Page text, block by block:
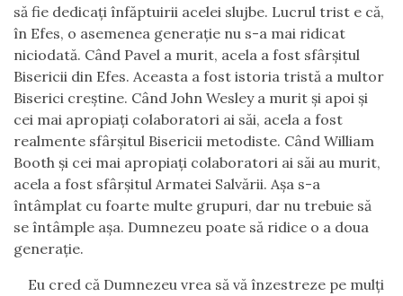
să fie dedicaţi înfăptuirii acelei slujbe. Lucrul trist e că,
în Efes, o asemenea generaţie nu s-a mai ridicat
niciodată. Când Pavel a murit, acela a fost sfârşitul
Bisericii din Efes. Aceasta a fost istoria tristă a multor
Biserici creştine. Când John Wesley a murit şi apoi şi
cei mai apropiaţi colaboratori ai săi, acela a fost
realmente sfârşitul Bisericii metodiste. Când William
Booth şi cei mai apropiaţi colaboratori ai săi au murit,
acela a fost sfârşitul Armatei Salvării. Aşa s-a
întâmplat cu foarte multe grupuri, dar nu trebuie să
se întâmple aşa. Dumnezeu poate să ridice o a doua
generaţie.
Eu cred că Dumnezeu vrea să vă înzestreze pe mulţi